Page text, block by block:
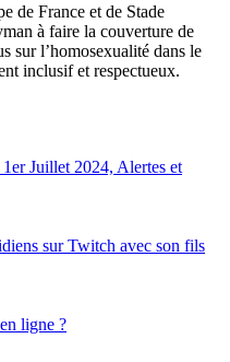
de France et de Stade
à faire la couverture de
sur l’homosexualité dans le
inclusif et respectueux.
Juillet 2024, Alertes et
sur Twitch avec son fils
ligne ?